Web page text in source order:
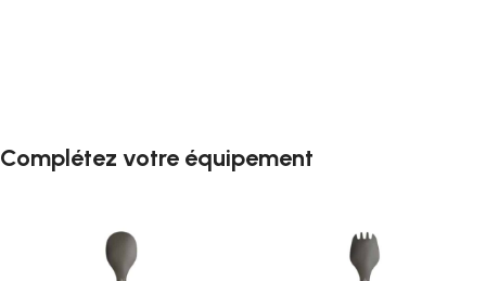
Complétez votre équipement